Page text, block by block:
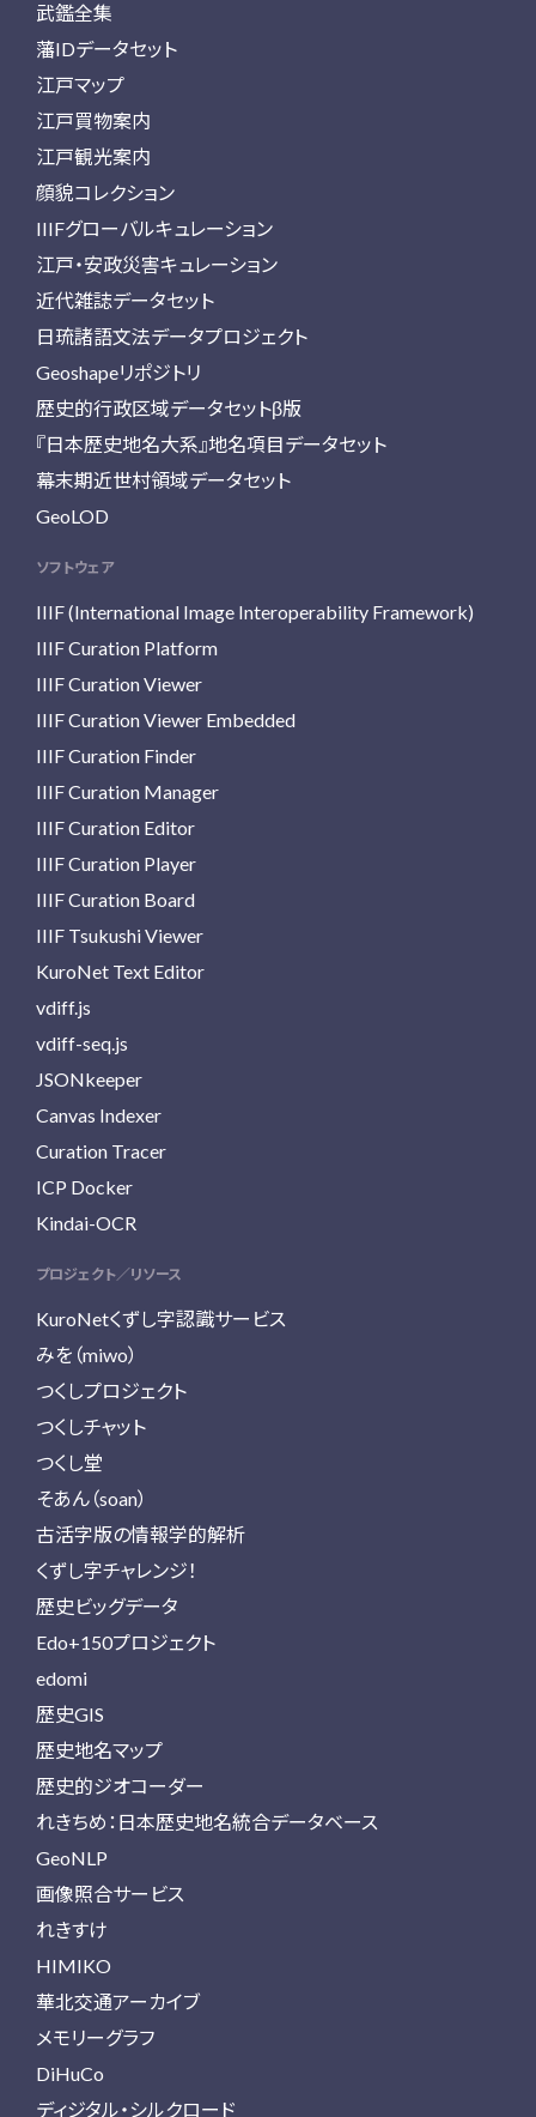
武鑑全集
藩IDデータセット
江戸マップ
江戸買物案内
江戸観光案内
顔貌コレクション
IIIFグローバルキュレーション
江戸・安政災害キュレーション
近代雑誌データセット
日琉諸語文法データプロジェクト
Geoshapeリポジトリ
歴史的行政区域データセットβ版
『日本歴史地名大系』地名項目データセット
幕末期近世村領域データセット
GeoLOD
ソフトウェア
IIIF (International Image Interoperability Framework)
IIIF Curation Platform
IIIF Curation Viewer
IIIF Curation Viewer Embedded
IIIF Curation Finder
IIIF Curation Manager
IIIF Curation Editor
IIIF Curation Player
IIIF Curation Board
IIIF Tsukushi Viewer
KuroNet Text Editor
vdiff.js
vdiff-seq.js
JSONkeeper
Canvas Indexer
Curation Tracer
ICP Docker
Kindai-OCR
プロジェクト／リソース
KuroNetくずし字認識サービス
みを（miwo）
つくしプロジェクト
つくしチャット
つくし堂
そあん（soan）
古活字版の情報学的解析
くずし字チャレンジ！
歴史ビッグデータ
Edo+150プロジェクト
edomi
歴史GIS
歴史地名マップ
歴史的ジオコーダー
れきちめ：日本歴史地名統合データベース
GeoNLP
画像照合サービス
れきすけ
HIMIKO
華北交通アーカイブ
メモリーグラフ
DiHuCo
ディジタル・シルクロード